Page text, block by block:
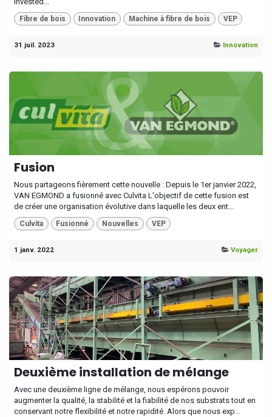
Fibre de bois Innovation Machine à fibre de bois VEP
31 juil. 2023 Innovation
Fusion
Nous partageons fièrement cette nouvelle : ​Depuis le 1er janvier 2022,
VAN EGMOND a fusionné avec Culvita L'objectif de cette fusion est
de créer une organisation évolutive dans laquelle les deux ent...
Culvita Fusionné Nouvelles VEP
1 janv. 2022 Voyager
Deuxième installation de mélange
Avec une deuxième ligne de mélange, nous espérons pouvoir
augmenter la qualité, la stabilité et la fiabilité de nos substrats tout en
conservant notre flexibilité et notre rapidité. Alors que nous exp...